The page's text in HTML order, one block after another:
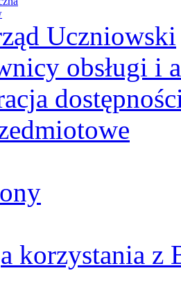
Uczniowski
obsługi i
korzystania z